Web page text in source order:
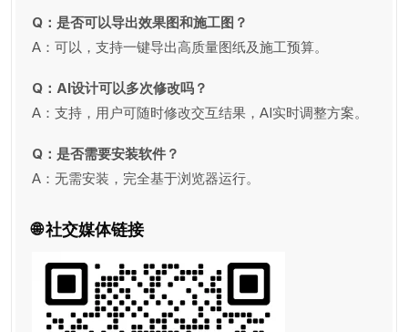
Q：是否可以导出效果图和施工图？
A：可以，支持一键导出高质量图纸及施工预算。
Q：AI设计可以多次修改吗？
A：支持，用户可随时修改交互结果，AI实时调整方案。
Q：是否需要安装软件？
A：无需安装，完全基于浏览器运行。
🌐 社交媒体链接